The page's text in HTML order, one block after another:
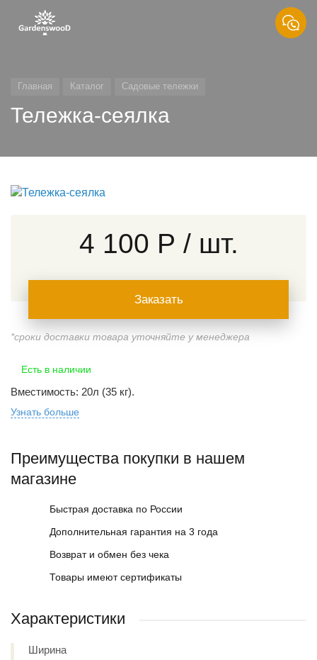
Главная Каталог Садовые тележки
Тележка-сеялка
Есть в наличии
Вместимость: 20л (35 кг).
Узнать больше
4 100 Р / шт.
Заказать
*сроки доставки товара уточняйте у менеджера
Преимущества покупки в нашем
магазине
Быстрая доставка по России
Дополнительная гарантия на 3 года
Возврат и обмен без чека
Товары имеют сертификаты
Характеристики
Ширина